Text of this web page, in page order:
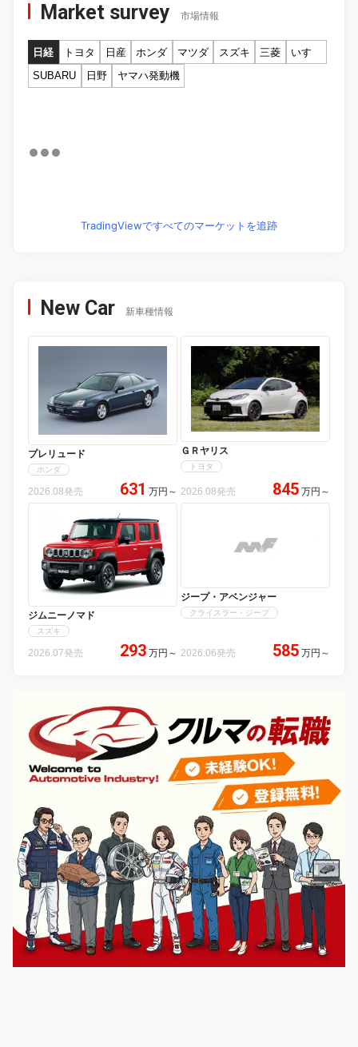
Market survey 市場情報
日経 トヨタ 日産 ホンダ マツダ スズキ 三菱
いすゞ
SUBARU
日野 ヤマハ発動機
TradingViewですべてのマーケットを追跡
New Car 新車種情報
プレリュード
ホンダ
2026.08発売 631 万円 ～
ＧＲヤリス
トヨタ
2026.08発売 845 万円 ～
ジムニーノマド
スズキ
2026.07発売 293 万円 ～
ジープ・アベンジャー
クライスラー・ジープ
2026.06発売 585 万円 ～